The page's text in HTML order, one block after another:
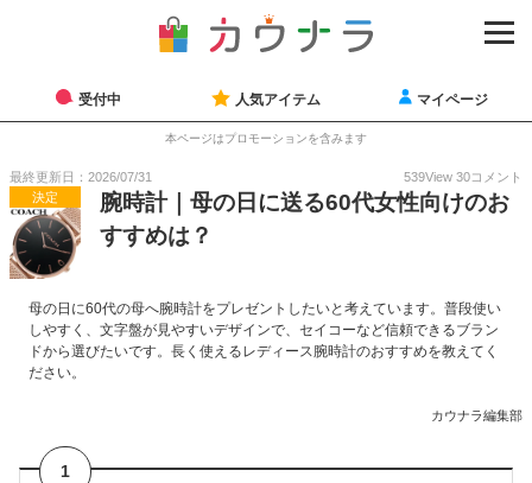
受付中 人気アイテム マイページ
本ページはプロモーションを含みます
最終更新日：2026/07/31 539View 30コメント
決定
腕時計｜母の日に送る60代女性向けのお
すすめは？
母の日に60代の母へ腕時計をプレゼントしたいと考えています。普段使い
しやすく、文字盤が見やすいデザインで、セイコーなど信頼できるブラン
ドから選びたいです。長く使えるレディース腕時計のおすすめを教えてく
ださい。
カウナラ編集部
1